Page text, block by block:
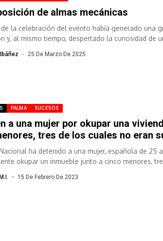
de almas mecánicas
de la celebración del evento había generado una
y, al mismo tiempo, despertado la curiosidad de
25 De Marzo De 2025
PALMA SUCESOS
a una mujer por okupar una
tres de los cuales no eran
ha detenido a una mujer, española de 25
okupar un inmueble junto a cinco menores,
15 De Febrero De 2023